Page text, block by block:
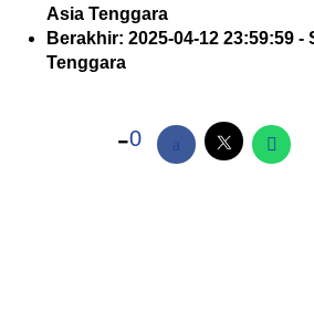
Asia Tenggara
Berakhir: 2025-04-12 23:59:59 -
Tenggara
0